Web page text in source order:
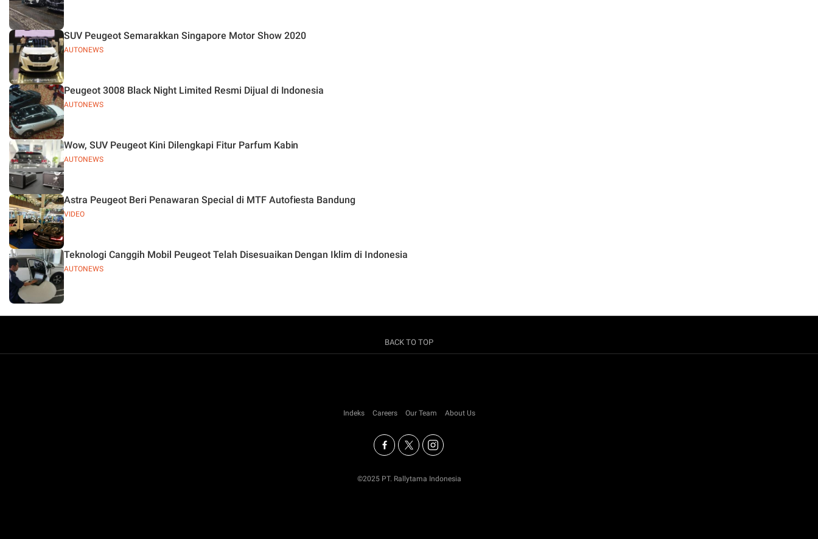
AUTONEWS
SUV Peugeot Semarakkan Singapore Motor Show 2020
AUTONEWS
Peugeot 3008 Black Night Limited Resmi Dijual di Indonesia
AUTONEWS
Wow, SUV Peugeot Kini Dilengkapi Fitur Parfum Kabin
VIDEO
Astra Peugeot Beri Penawaran Special di MTF Autofiesta Bandung
AUTONEWS
Teknologi Canggih Mobil Peugeot Telah Disesuaikan Dengan Iklim di Indonesia
BACK TO TOP
Indeks Careers Our Team About Us
©2025 PT. Rallytama Indonesia